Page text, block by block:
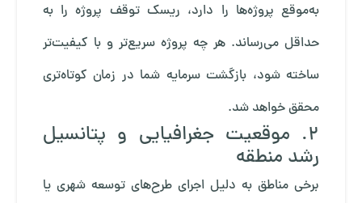
به‌موقع پروژه‌ها را دارد، ریسک توقف پروژه را به
حداقل می‌رساند. هر چه پروژه سریع‌تر و با کیفیت‌تر
ساخته شود، بازگشت سرمایه شما در زمان کوتاه‌تری
محقق خواهد شد.
۲. موقعیت جغرافیایی و پتانسیل
رشد منطقه
برخی مناطق به دلیل اجرای طرح‌های توسعه شهری یا